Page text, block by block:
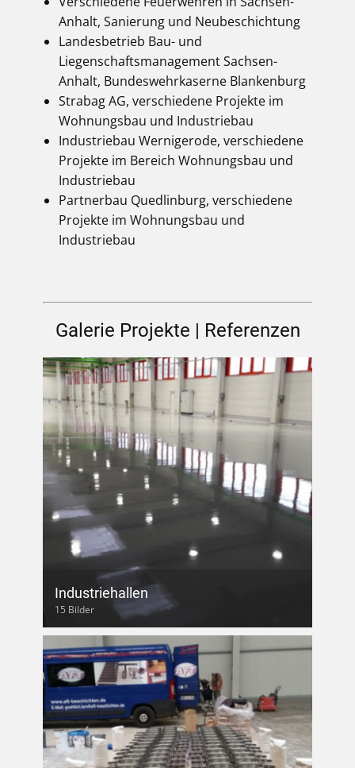
Anhalt, Sanierung und Neubeschichtung
Landesbetrieb Bau- und
Liegenschaftsmanagement Sachsen-
Anhalt, Bundeswehrkaserne Blankenburg
Strabag AG, verschiedene Projekte im
Wohnungsbau und Industriebau
Industriebau Wernigerode, verschiedene
Projekte im Bereich Wohnungsbau und
Industriebau
Partnerbau Quedlinburg, verschiedene
Projekte im Wohnungsbau und
Industriebau
Galerie Projekte | Referenzen
Industriehallen
15 Bilder